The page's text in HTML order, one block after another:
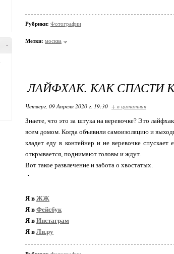
-
Рубрики: Фотографии
Метки: москва
ЛАЙФХАК. КАК СПАСТИ
Четверг, 09 Апреля 2020 г. 19:30 + в цитатник
Знаете, что это за штука на веревочке? Это
всем домом. Когда объявили самоизоляцию и
кладет еду в контейнер и не веревочке
открывается, поднимают головы и ждут.
Вот такое развлечение и забота о хвостатых.
Я в ЖЖ
Я в Фейсбук
Я в Инстаграм
Я в Ли.ру